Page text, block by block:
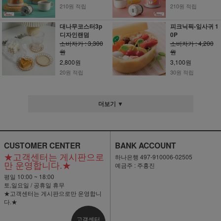
210원 적립 210원 적립
대나무코스터3p
디자인랜덤
소비자가 : 3,300
원
2,800원
20원 적립
피크닉픽-잎사귀 1
0P
소비자가 : 4,200
원
3,100원
30원 적립
더보기 ▼
CUSTOMER CENTER
★고객센터는 게시판으로
만 운영합니다.★
평일 10:00 ~ 18:00
토,일요일 / 공휴일 휴무
★고객센터는 게시판으로만 운영합니
다.★
고객센터
BANK ACCOUNT
하나은행 497-910006-02505
예금주 : 주홍진